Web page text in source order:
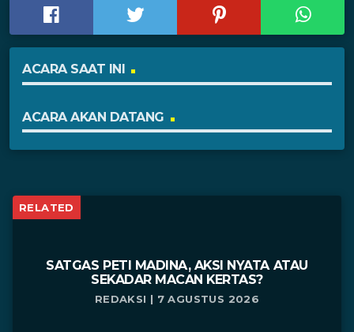
ACARA SAAT INI
ACARA AKAN DATANG
RELATED
SATGAS PETI MADINA, AKSI NYATA ATAU
SEKADAR MACAN KERTAS?
REDAKSI | 7 AGUSTUS 2026